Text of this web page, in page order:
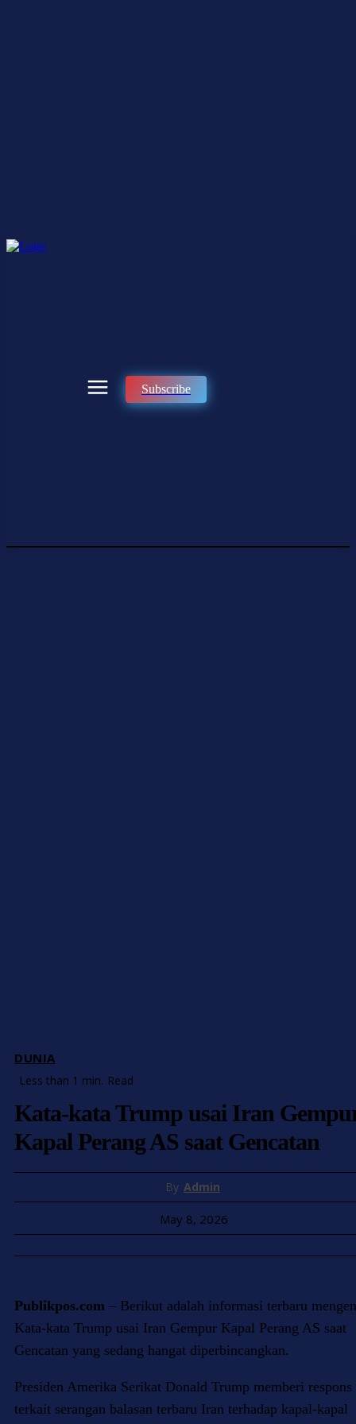
Subscribe
DUNIA
Less than 1 min. Read
Kata-kata Trump usai Iran
Kapal Perang AS saat Gencatan
By Admin
May 8, 2026
Publikpos.com – Berikut adalah informasi terbaru
Kata-kata Trump usai Iran Gempur Kapal Perang AS saat
Gencatan yang sedang hangat diperbincangkan.
Presiden Amerika Serikat Donald Trump memberi respons
terkait serangan balasan terbaru Iran terhadap kapal-kapal